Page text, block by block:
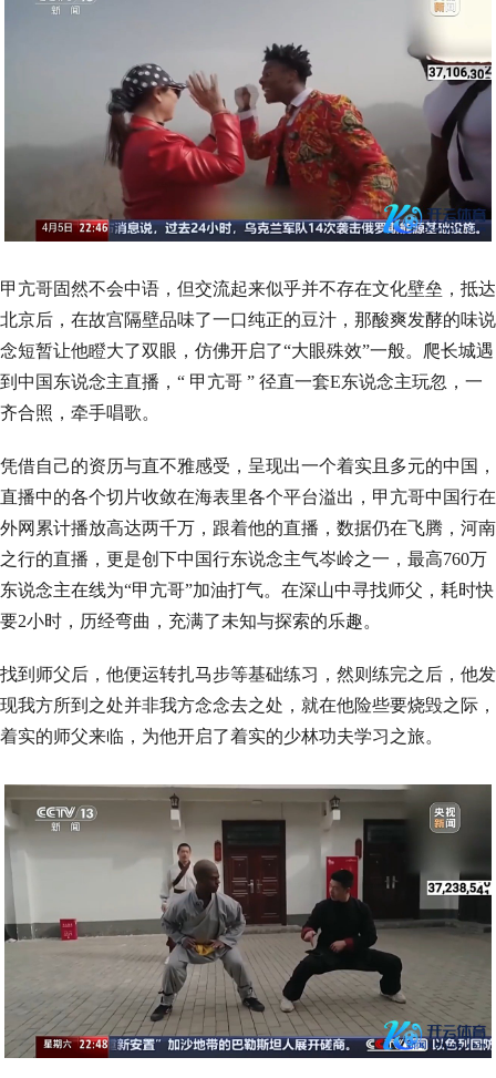
甲亢哥固然不会中语，但交流起来似乎并不存在文化壁垒，抵达
北京后，在故宫隔壁品味了一口纯正的豆汁，那酸爽发酵的味说
念短暂让他瞪大了双眼，仿佛开启了“大眼殊效”一般。爬长城遇
到中国东说念主直播，“ 甲亢哥 ” 径直一套E东说念主玩忽，一
齐合照，牵手唱歌。
凭借自己的资历与直不雅感受，呈现出一个着实且多元的中国，
直播中的各个切片收敛在海表里各个平台溢出，甲亢哥中国行在
外网累计播放高达两千万，跟着他的直播，数据仍在飞腾，河南
之行的直播，更是创下中国行东说念主气岑岭之一，最高760万
东说念主在线为“甲亢哥”加油打气。在深山中寻找师父，耗时快
要2小时，历经弯曲，充满了未知与探索的乐趣。
找到师父后，他便运转扎马步等基础练习，然则练完之后，他发
现我方所到之处并非我方念念去之处，就在他险些要烧毁之际，
着实的师父来临，为他开启了着实的少林功夫学习之旅。